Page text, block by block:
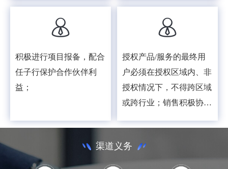
积极进行项目报备，配合
任子行保护合作伙伴利
益；
授权产品/服务的最终用
户必须在授权区域内、非
授权情况下，不得跨区域
或跨行业；销售积极协助
度与影响力；
渠道义务